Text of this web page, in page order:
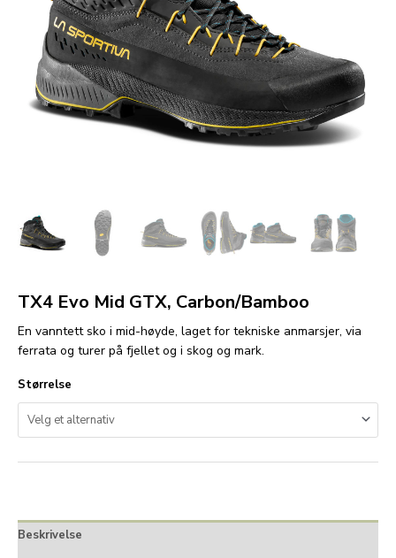
TX4 Evo Mid GTX, Carbon/Bamboo
En vanntett sko i mid-høyde, laget for tekniske anmarsjer, via
ferrata og turer på fjellet og i skog og mark.
Størrelse
Beskrivelse